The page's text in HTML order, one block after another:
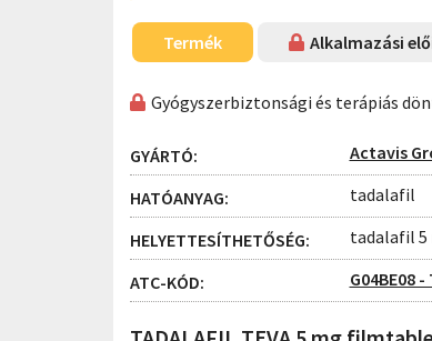
Termék Alkalmazási
Gyógyszerbiztonsági és terápiás
GYÁRTÓ: Actavis
HATÓANYAG: tadalafil
HELYETTESÍTHETŐSÉG: tadalafil
ATC-KÓD: G04BE08